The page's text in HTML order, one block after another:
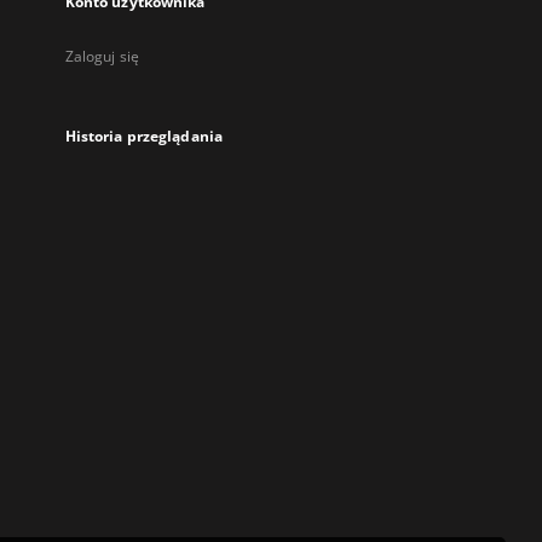
Zaloguj się
Historia przeglądania